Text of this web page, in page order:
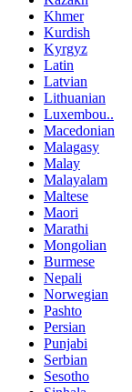
Khmer
Kurdish
Kyrgyz
Latin
Latvian
Lithuanian
Luxembou..
Macedonian
Malagasy
Malay
Malayalam
Maltese
Maori
Marathi
Mongolian
Burmese
Nepali
Norwegian
Pashto
Persian
Punjabi
Serbian
Sesotho